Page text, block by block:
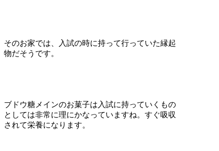
そのお家では、入試の時に持って行っていた縁起
物だそうです。
ブドウ糖メインのお菓子は入試に持っていくもの
としては非常に理にかなっていますね。すぐ吸収
されて栄養になります。